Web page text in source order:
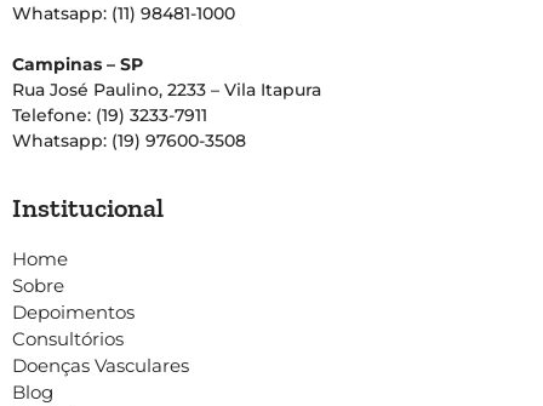
Whatsapp: (11) 98481-1000
Campinas – SP
Rua José Paulino, 2233 – Vila Itapura
Telefone: (19) 3233-7911
Whatsapp: (19) 97600-3508
Institucional
Home
Sobre
Depoimentos
Consultórios
Doenças Vasculares
Blog